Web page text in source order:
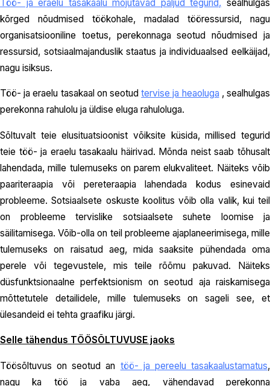
Töö- ja eraelu tasakaalu mõjutavad paljud tegurid, sealhulgas
kõrged nõudmised töökohale, madalad tööressursid, nagu
organisatsiooniline toetus, perekonnaga seotud nõudmised ja
ressursid, sotsiaalmajanduslik staatus ja individuaalsed eelkäijad,
nagu isiksus.
Töö- ja eraelu tasakaal on seotudtervise ja heaoluga , sealhulgas
perekonna rahulolu ja üldise eluga rahuloluga.
Sõltuvalt teie elusituatsioonist võiksite küsida, millised tegurid
teie töö- ja eraelu tasakaalu häirivad. Mõnda neist saab tõhusalt
lahendada, mille tulemuseks on parem elukvaliteet. Näiteks võib
paariteraapia või pereteraapia lahendada kodus esinevaid
probleeme. Sotsiaalsete oskuste koolitus võib olla valik, kui teil
on probleeme tervislike sotsiaalsete suhete loomise ja
säilitamisega. Võib-olla on teil probleeme ajaplaneerimisega, mille
tulemuseks on raisatud aeg, mida saaksite pühendada oma
perele või tegevustele, mis teile rõõmu pakuvad. Näiteks
düsfunktsionaalne perfektsionism on seotud aja raiskamisega
mõttetutele detailidele, mille tulemuseks on sageli see, et
ülesandeid ei tehta graafiku järgi.
Selle tähendus TÖÖSÕLTUVUSE jaoks
Töösõltuvus on seotud an töö- ja pereelu tasakaalustamatus,
nagu ka töö ja vaba aeg, vähendavad perekonna